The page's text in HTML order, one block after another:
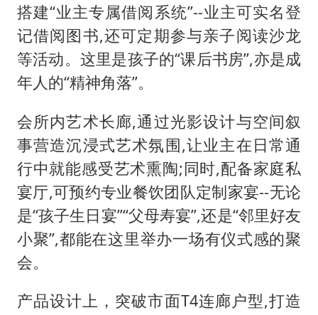
搭建“业主专属借阅系统”--业主可实名登
记借阅图书,还可定期参与亲子阅读沙龙
等活动。这里是孩子的“课后书房”,亦是成
年人的“精神角落”。
会所内艺术长廊,通过光影设计与空间叙
事营造沉浸式艺术氛围,让业主在日常通
行中就能感受艺术熏陶;同时,配备家庭私
宴厅,可预约专业餐饮团队定制家宴--无论
是“孩子生日宴”“父母寿宴”,还是“邻里好友
小聚”,都能在这里举办一场有仪式感的聚
会。
产品设计上，突破市面T4连廊户型,打造